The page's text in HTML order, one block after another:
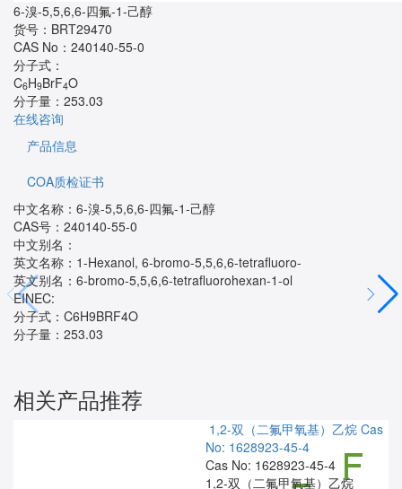
6-溴-5,5,6,6-四氟-1-己醇
货号： BRT29470
CAS No： 240140-55-0
分子式：
C6H9BrF4O
分子量： 253.03
在线咨询
产品信息
COA质检证书
中文名称：6-溴-5,5,6,6-四氟-1-己醇
CAS号：240140-55-0
中文别名：
英文名称：1-Hexanol, 6-bromo-5,5,6,6-tetrafluoro-
英文别名：6-bromo-5,5,6,6-tetrafluorohexan-1-ol
EINEC:
分子式：C6H9BRF4O
分子量：253.03
相关产品推荐
1,2-双（二氟甲氧基）乙烷 Cas
No: 1628923-45-4
Cas No: 1628923-45-4
1,2-双（二氟甲氧基）乙烷